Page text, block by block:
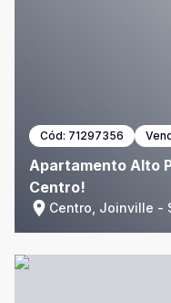
Cód: 71297356
Apartamento Alto
Centro!
Centro, Joinville -